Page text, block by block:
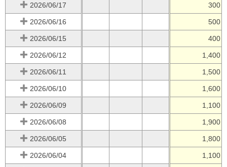
2026/06/17 300
2026/06/16 500
2026/06/15 400
2026/06/12 1,400
2026/06/11 1,500
2026/06/10 1,600
2026/06/09 1,100
2026/06/08 1,900
2026/06/05 1,800
2026/06/04 1,100